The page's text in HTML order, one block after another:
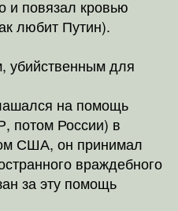
и повязал кровью
любит Путин).
убийственным для
на помощь
потом России) в
США, он принимал
враждебного
за эту помощь